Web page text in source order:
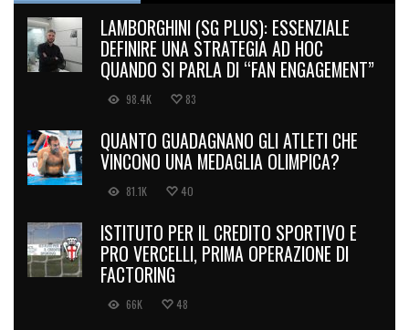
LAMBORGHINI (SG PLUS): ESSENZIALE
DEFINIRE UNA STRATEGIA AD HOC
QUANDO SI PARLA DI “FAN ENGAGEMENT”
98.4K 83
QUANTO GUADAGNANO GLI ATLETI CHE
VINCONO UNA MEDAGLIA OLIMPICA?
81.1K 40
ISTITUTO PER IL CREDITO SPORTIVO E
PRO VERCELLI, PRIMA OPERAZIONE DI
FACTORING
66K 48